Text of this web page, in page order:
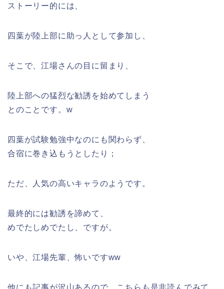
ストーリー的には、
四葉が陸上部に助っ人として参加し、
そこで、江場さんの目に留まり、
陸上部への猛烈な勧誘を始めてしまう
とのことです。w
四葉が試験勉強中なのにも関わらず、
合宿に巻き込もうとしたり；
ただ、人気の高いキャラのようです。
最終的には勧誘を諦めて、
めでたしめでたし、ですが。
いや、江場先輩、怖いですww
他にも記事が沢山あるので、こちらも是非読んでみて